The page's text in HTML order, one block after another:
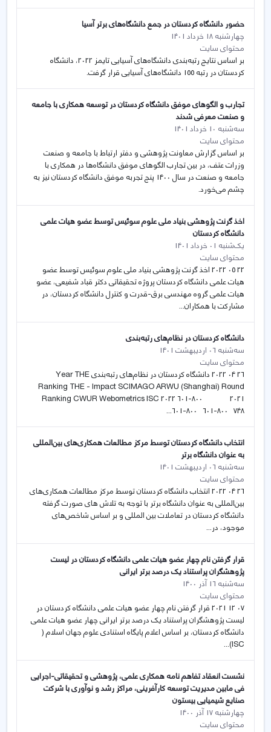
حضور دانشگاه کردستان در جمع دانشگاه‌های برتر آسیا
چهارشنبه 18 خرداد 1401
محتوای سایت
بر اساس نتایج رتبه‌بندی دانشگاه‌های آسیایی تایمز 2022، دانشگاه
کردستان در رتبه 155 دانشگاه‌های آسیایی قرار گرفت.
تجارب و الگوهای موفق دانشگاه‌ کردستان در توسعه همکاری با جامعه
و صنعت معرفی شدند
سه‌شنبه 10 خرداد 1401
محتوای سایت
بر اساس گزارش معاونت پژوهشی و دفتر ارتباط با جامعه و صنعت
وزرات عتف، در بین تجارب الگوهای موفق دانشگاه‌ها در همکاری با
جامعه و صنعت در سال 1400 پنج تجربه موفق دانشگاه کردستان نیز به
چشم می‌خورد.
اخذ گرنت پژوهشی بنیاد ملی علوم سوئیس توسط عضو هیات علمی
دانشگاه کردستان
یک‌شنبه 01 خرداد 1401
محتوای سایت
22 05 2022 اخذ گرنت پژوهشی بنیاد ملی علوم سوئیس توسط عضو
هیات علمی دانشگاه کردستان پروژه تحقيقاتی دکتر قباد شفيعی، عضو
هیات علمی گروه مهندسی برق-قدرت و کنترل دانشگاه کردستان، در
مشارکت با همکاران...
دانشگاه کردستان در نظام‌های رتبه‌بندی
سه‌شنبه 06 اردیبهشت 1401
محتوای سایت
26 04 2022 دانشگاه کردستان در نظام‌های رتبه‌بندی Year THE
Ranking THE - Impact SCIMAGO ARWU (Shanghai) Round
Ranking CWUR Webometrics ISC 2022 601-800 2021
601-800 601-800 748...
انتخاب دانشگاه کردستان توسط مرکز مطالعات همکاری‌های بین‌المللی
به عنوان دانشگاه برتر
سه‌شنبه 06 اردیبهشت 1401
محتوای سایت
26 04 2022 انتخاب دانشگاه کردستان توسط مرکز مطالعات همکاری‌های
بین‌المللی به عنوان دانشگاه برتر با توجه به تلاش های صورت گرفته
دانشگاه کردستان در تعاملات بین المللی و بر اساس شاخص‌های
موجود، در...
قرار گرفتن نام چهار عضو هیات علمی دانشگاه کردستان در لیست
پژوهشگران پراستناد یک درصد برتر ایرانی
سه‌شنبه 16 آذر 1400
محتوای سایت
07 12 2021 قرار گرفتن نام چهار عضو هیات علمی دانشگاه کردستان در
لیست پژوهشگران پراستناد یک درصد برتر ایرانی چهار عضو هیات علمی
دانشگاه کردستان، بر اساس اعلام پایگاه استنادی علوم جهان اسلام (
ISC)...
نشست انعقاد تفاهم نامه همکاری علمی، پژوهشی و تحقیقاتی-اجرایی
فی مابین مدیریت توسعه کارآفرینی، مراکز رشد و نوآوری با شرکت
صنایع شیمیایی بیستون
چهارشنبه 17 آذر 1400
محتوای سایت